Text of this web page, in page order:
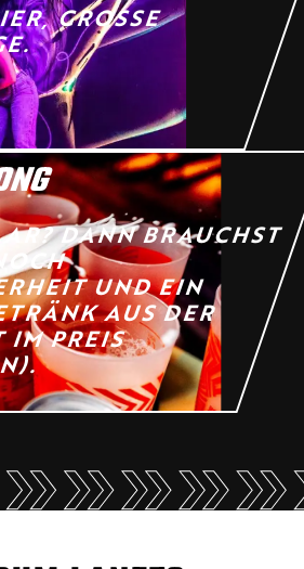
GROSSE S
DANN BRAUCHST
UND EIN
AUS DER
IM PREIS